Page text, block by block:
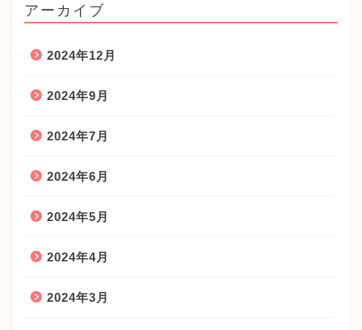
アーカイブ
2024年12月
2024年9月
2024年7月
2024年6月
2024年5月
2024年4月
2024年3月